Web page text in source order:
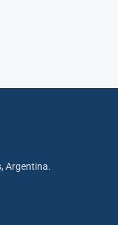
Argentina.